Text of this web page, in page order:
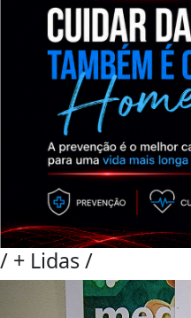
/ + Lidas/